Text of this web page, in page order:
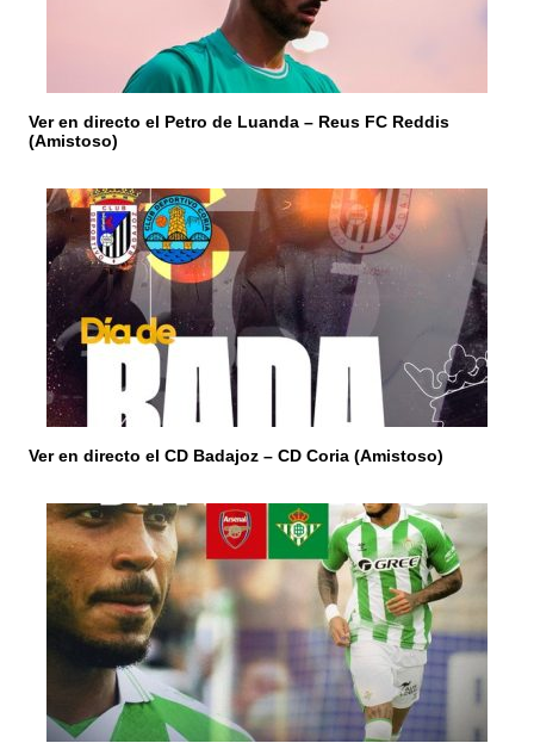
e
n
a
d
a
s
Ver en directo el Petro de Luanda – Reus FC Reddis
(Amistoso)
Ver en directo el CD Badajoz – CD Coria (Amistoso)